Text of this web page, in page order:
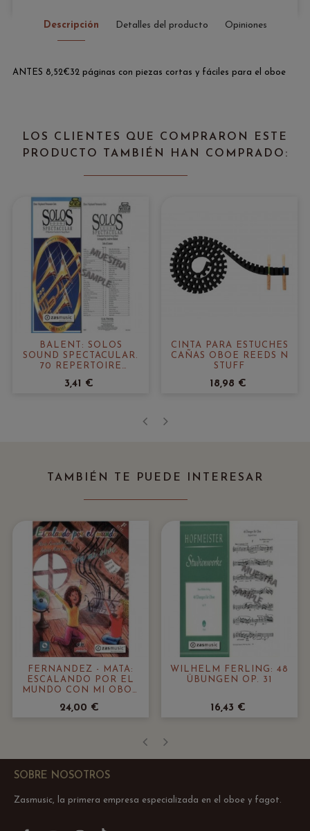
Descripción Detalles del producto Opiniones
ANTES 8,52€32 páginas con piezas cortas y fáciles para el oboe
LOS CLIENTES QUE COMPRARON ESTE
PRODUCTO TAMBIÉN HAN COMPRADO:
BALENT: SOLOS
SOUND SPECTACULAR.
70 REPERTOIRE
PLAYERS
3,41 €
CINTA PARA ESTUCHES
CAÑAS OBOE REEDS N
STUFF
18,98 €
TAMBIÉN TE PUEDE INTERESAR
FERNÁNDEZ - MATA:
ESCALANDO POR EL
MUNDO CON MI OBOE
24,00 €
WILHELM FERLING: 48
ÜBUNGEN OP. 31
16,43 €
SOBRE NOSOTROS
Zasmusic, la primera empresa especializada en el oboe y fagot.